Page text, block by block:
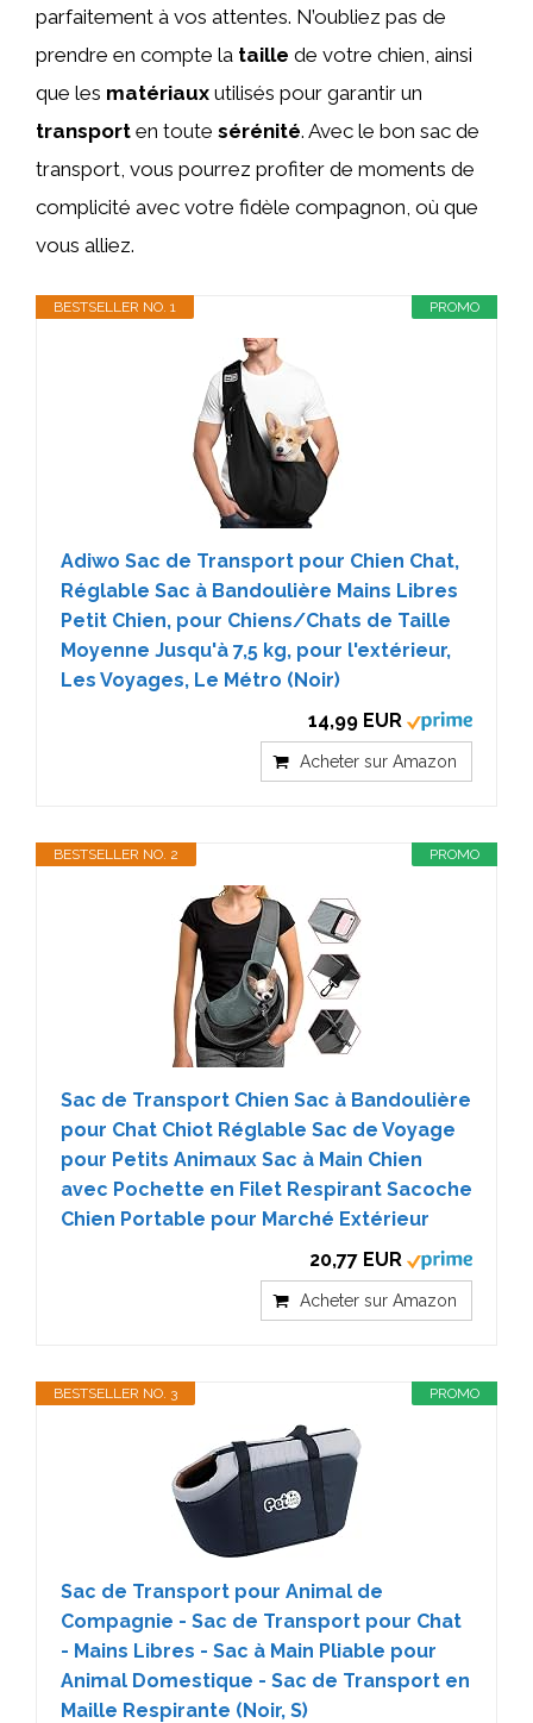
parfaitement à vos attentes. N’oubliez pas de
prendre en compte la taille de votre chien, ainsi
que les matériaux utilisés pour garantir un
transport en toute sérénité. Avec le bon sac de
transport, vous pourrez profiter de moments de
complicité avec votre fidèle compagnon, où que
vous alliez.
PROMO
BESTSELLER NO. 1
Adiwo Sac de Transport pour Chien Chat,
Réglable Sac à Bandoulière Mains Libres
Petit Chien, pour Chiens/Chats de Taille
Moyenne Jusqu'à 7,5 kg, pour l'extérieur,
Les Voyages, Le Métro (Noir)
14,99 EUR
Acheter sur Amazon
PROMO
BESTSELLER NO. 2
Sac de Transport Chien Sac à Bandoulière
pour Chat Chiot Réglable Sac de Voyage
pour Petits Animaux Sac à Main Chien
avec Pochette en Filet Respirant Sacoche
Chien Portable pour Marché Extérieur
20,77 EUR
Acheter sur Amazon
PROMO
BESTSELLER NO. 3
Sac de Transport pour Animal de
Compagnie - Sac de Transport pour Chat
- Mains Libres - Sac à Main Pliable pour
Animal Domestique - Sac de Transport en
Maille Respirante (Noir, S)